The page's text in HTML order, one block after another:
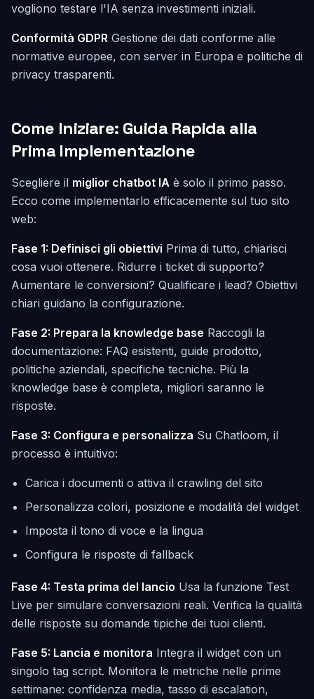
vogliono testare l'IA senza investimenti iniziali.
Conformità GDPR Gestione dei dati conforme alle
normative europee, con server in Europa e politiche di
privacy trasparenti.
Come Iniziare: Guida Rapida alla
Prima Implementazione
Scegliere il miglior chatbot IA è solo il primo passo.
Ecco come implementarlo efficacemente sul tuo sito
web:
Fase 1: Definisci gli obiettivi Prima di tutto, chiarisci
cosa vuoi ottenere. Ridurre i ticket di supporto?
Aumentare le conversioni? Qualificare i lead? Obiettivi
chiari guidano la configurazione.
Fase 2: Prepara la knowledge base Raccogli la
documentazione: FAQ esistenti, guide prodotto,
politiche aziendali, specifiche tecniche. Più la
knowledge base è completa, migliori saranno le
risposte.
Fase 3: Configura e personalizza Su Chatloom, il
processo è intuitivo:
Carica i documenti o attiva il crawling del sito
Personalizza colori, posizione e modalità del widget
Imposta il tono di voce e la lingua
Configura le risposte di fallback
Fase 4: Testa prima del lancio Usa la funzione Test
Live per simulare conversazioni reali. Verifica la qualità
delle risposte su domande tipiche dei tuoi clienti.
Fase 5: Lancia e monitora Integra il widget con un
singolo tag script. Monitora le metriche nelle prime
settimane: confidenza media, tasso di escalation,